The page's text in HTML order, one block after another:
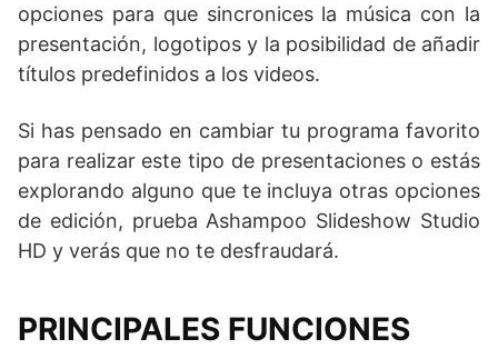
opciones para que sincronices la música con la
presentación, logotipos y la posibilidad de añadir
títulos predefinidos a los videos.
Si has pensado en cambiar tu programa favorito
para realizar este tipo de presentaciones o estás
explorando alguno que te incluya otras opciones
de edición, prueba Ashampoo Slideshow Studio
HD y verás que no te desfraudará.
PRINCIPALES FUNCIONES